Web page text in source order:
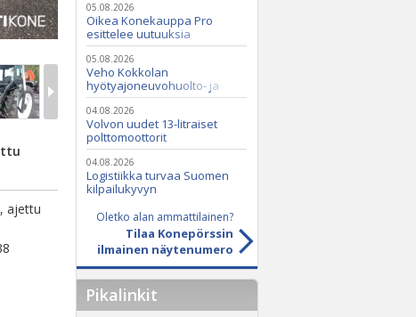
ajettu
05.08.2026
Oikea Konekauppa Pro
esittelee uutuuksia
ammattikäyttöön
05.08.2026
Veho Kokkolan
hyötyajoneuvohuolto- ja
varaosatoiminnot Q2 Service
Oy:lle lokakuussa
04.08.2026
Volvon uudet 13-litraiset
polttomoottorit
04.08.2026
Logistiikka turvaa Suomen
kilpailukyvyn
Oletko alan ammattilainen?
Tilaa Konepörssin
ilmainen näytenumero
Pikalinkit